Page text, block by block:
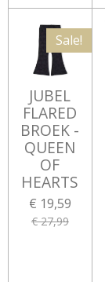
Sale!
JUBEL
FLARED
BROEK -
QUEEN
OF
HEARTS
€ 19,59
€ 27,99